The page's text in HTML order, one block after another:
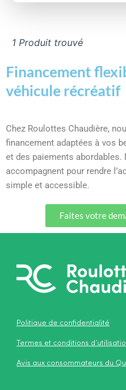
1 Produit trouvé
Financement
véhicule récréatif
Chez Roulottes Chaudière,
financement adaptées à vos
et des paiements
accompagnent pour rendre
simple et accessible.
Faites votre
Politique de confidentialité
Termes et conditions
Avis aux consommateurs du